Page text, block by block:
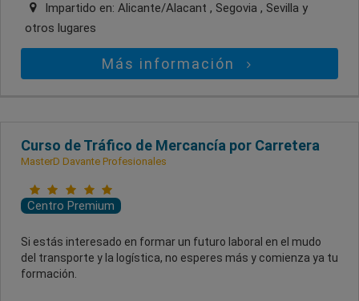
Impartido en: Alicante/Alacant , Segovia , Sevilla y
otros lugares
Más información
Curso de Tráfico de Mercancía por Carretera
MasterD Davante Profesionales
Centro Premium
Si estás interesado en formar un futuro laboral en el mudo
del transporte y la logística, no esperes más y comienza ya tu
formación.